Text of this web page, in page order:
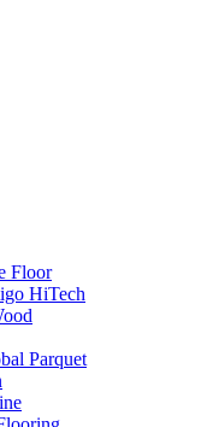
Floor
HiTech
Parquet